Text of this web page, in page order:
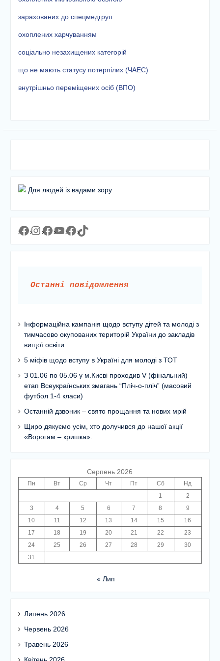
дитячо-юнацької
«Сокіл» («Джура»)
проведено підсумкову
педагогічну раду
зарахованих до спецмедгруп
охоплених харчуванням
соціально незахищених категорій
що не мають статусу потерпілих (ЧАЕС)
внутрішньо переміщених осіб (ВПО)
Для людей із вадами зору
Facebook
Instagram
Facebook
YouTube
Facebook
https://www.tiktok.com/@lyceum1man?_t=8YJMx0RJgIf&_r=1
Останні повідомлення
Інформаційна кампанія щодо вступу дітей та молоді з
тимчасово окупованих територій України до закладів
вищої освіти
5 міфів щодо вступу в Україні для молоді з ТОТ
З 01.06 по 05.06 у м.Києві проходив V (фінальний)
етап Всеукраїнських змагань “Пліч-о-пліч” (масовий
футбол 1-4 класи)
Останній дзвоник – свято прощання та нових мрій
Щиро дякуємо усім, хто долучився до нашої акції
«Ворогам – кришка».
Серпень 2026
Пн Вт Ср Чт Пт Сб
Нд
1
2
3
4 5 6 7 8
9
10
11 12 13 14 15
16
17
18 19 20 21 22
23
24
25 26 27 28 29
30
31
« Лип
Липень 2026
Червень 2026
Травень 2026
Квітень 2026